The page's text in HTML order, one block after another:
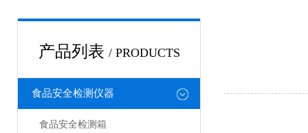
产品列表 / PRODUCTS
食品安全检测仪器
食品安全检测箱